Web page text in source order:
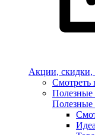
Акции, скидки,
Смотреть
Полезные
Полезные